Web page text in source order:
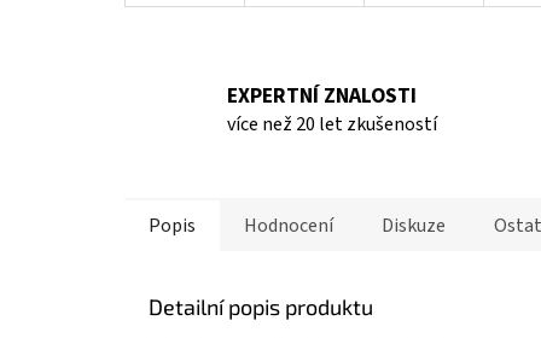
EXPERTNÍ ZNALOSTI
více než 20 let zkušeností
Popis Hodnocení Diskuze
Detailní popis produktu